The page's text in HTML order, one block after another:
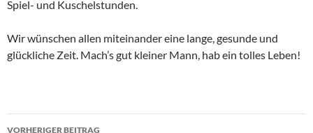
Spiel- und Kuschelstunden.
Wir wünschen allen miteinander eine lange, gesunde und
glückliche Zeit. Mach’s gut kleiner Mann, hab ein tolles Leben!
Beitragsnavigation
VORHERIGER BEITRAG